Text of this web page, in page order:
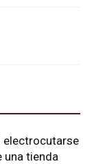
electrocutarse
tienda